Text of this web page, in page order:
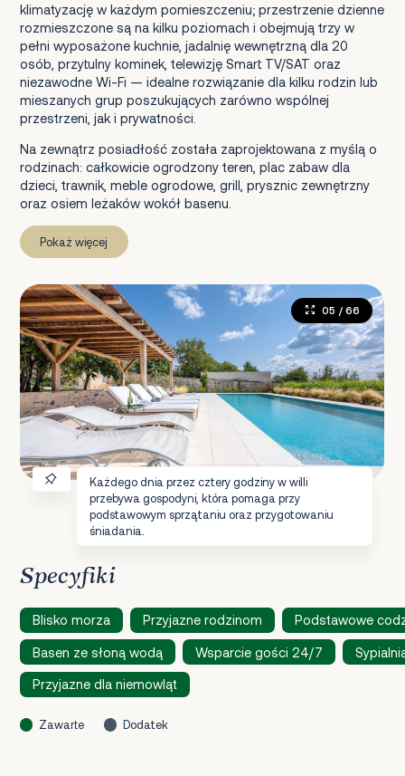
klimatyzację w każdym pomieszczeniu; przestrzenie dzienne
rozmieszczone są na kilku poziomach i obejmują trzy w
pełni wyposażone kuchnie, jadalnię wewnętrzną dla 20
osób, przytulny kominek, telewizję Smart TV/SAT oraz
niezawodne Wi-Fi — idealne rozwiązanie dla kilku rodzin lub
mieszanych grup poszukujących zarówno wspólnej
przestrzeni, jak i prywatności.
Na zewnątrz posiadłość została zaprojektowana z myślą o
rodzinach: całkowicie ogrodzony teren, plac zabaw dla
dzieci, trawnik, meble ogrodowe, grill, prysznic zewnętrzny
oraz osiem leżaków wokół basenu.
Pokaż więcej
Każdego dnia przez cztery godziny w willi
przebywa gospodyni, która pomaga przy
podstawowym sprzątaniu oraz przygotowaniu
śniadania.
05 / 66
Specyfiki
Blisko morza Przyjazne rodzinom Podstawowe
Basen ze słoną wodą Wsparcie gości 24/7
Przyjazne dla niemowląt
Zawarte Dodatek